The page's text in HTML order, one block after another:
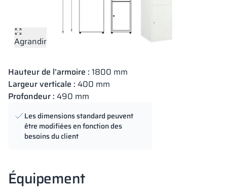
Agrandir
Hauteur de l’armoire : 1800 mm
Largeur verticale : 400 mm
Profondeur : 490 mm
Les dimensions standard peuvent
être modifiées en fonction des
besoins du client
Équipement